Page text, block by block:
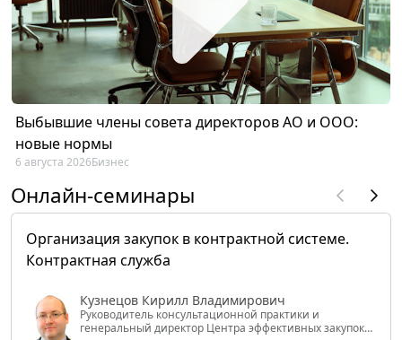
Выбывшие члены совета директоров АО и ООО:
новые нормы
6 августа 2026Бизнес
Онлайн-семинары
Организация закупок в контрактной системе.
Контрактная служба
Кузнецов Кирилл Владимирович
Руководитель консультационной практики и
генеральный директор Центра эффективных закупок